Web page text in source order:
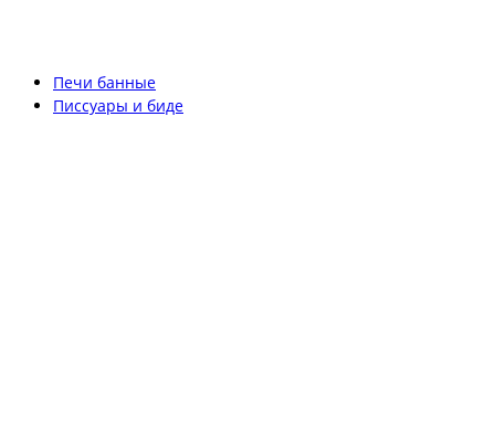
Печи банные
Писсуары и биде